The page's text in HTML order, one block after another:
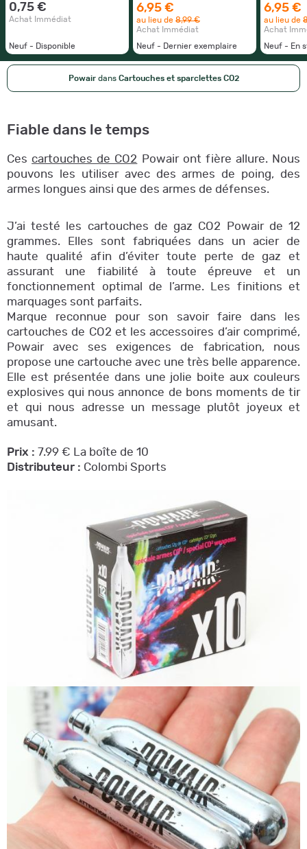
0,75 €
Achat Immédiat
Neuf - Disponible
6,95 €
au lieu de 8,99 €
Achat Immédiat
Neuf - Dernier exemplaire
6,95 €
au lieu de
Achat
Neuf - En
Powairdans Cartouches et sparclettes CO2
Fiable dans le temps
Cescartouches de CO2 Powair ont fière allure. Nous
pouvons les utiliser avec des armes de poing, des
armes longues ainsi que des armes de défenses.
J’ai testé les cartouches de gaz CO2 Powair de 12
grammes. Elles sont fabriquées dans un acier de
haute qualité afin d’éviter toute perte de gaz et
assurant une fiabilité à toute épreuve et un
fonctionnement optimal de l’arme. Les finitions et
marquages sont parfaits.
Marque reconnue pour son savoir faire dans les
cartouches de CO2 et les accessoires d’air comprimé,
Powair avec ses exigences de fabrication, nous
propose une cartouche avec une très belle apparence.
Elle est présentée dans une jolie boite aux couleurs
explosives qui nous annonce de bons moments de tir
et qui nous adresse un message plutôt joyeux et
amusant.
Prix : 7.99 € La boîte de 10
Distributeur : Colombi Sports